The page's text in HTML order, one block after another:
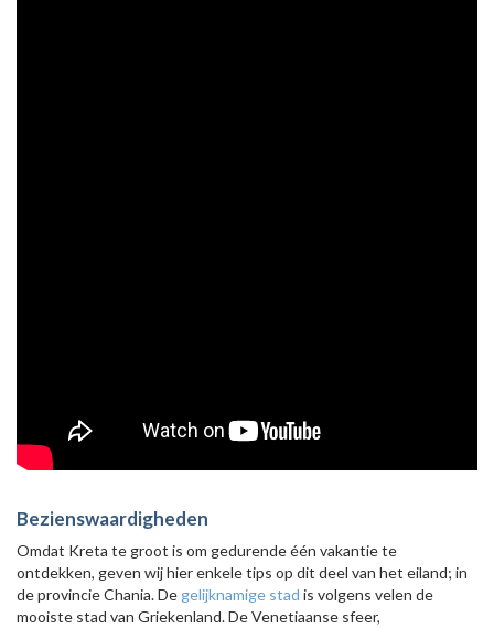
Bezienswaardigheden
Omdat Kreta te groot is om gedurende één vakantie te
ontdekken, geven wij hier enkele tips op dit deel van het eiland; in
de provincie Chania. De gelijknamige stad is volgens velen de
mooiste stad van Griekenland. De Venetiaanse sfeer,